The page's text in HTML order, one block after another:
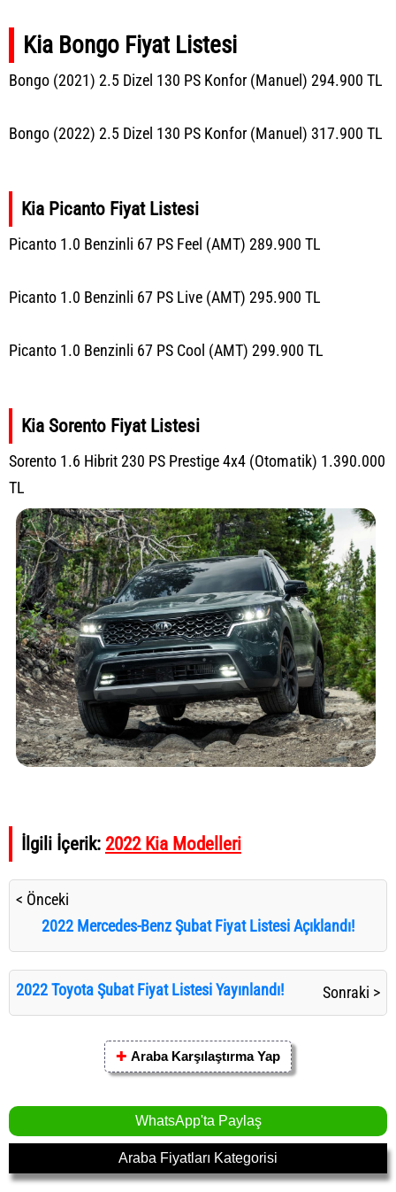
Kia Bongo Fiyat Listesi
Bongo (2021) 2.5 Dizel 130 PS Konfor (Manuel) 294.900 TL
Bongo (2022) 2.5 Dizel 130 PS Konfor (Manuel) 317.900 TL
Kia Picanto Fiyat Listesi
Picanto 1.0 Benzinli 67 PS Feel (AMT) 289.900 TL
Picanto 1.0 Benzinli 67 PS Live (AMT) 295.900 TL
Picanto 1.0 Benzinli 67 PS Cool (AMT) 299.900 TL
Kia Sorento Fiyat Listesi
Sorento 1.6 Hibrit 230 PS Prestige 4x4 (Otomatik) 1.390.000
TL
İlgili İçerik: 2022 Kia Modelleri
< Önceki
2022 Mercedes-Benz Şubat Fiyat Listesi Açıklandı!
2022 Toyota Şubat Fiyat Listesi Yayınlandı! Sonraki >
✚ Araba Karşılaştırma Yap
WhatsApp'ta Paylaş
Araba Fiyatları Kategorisi